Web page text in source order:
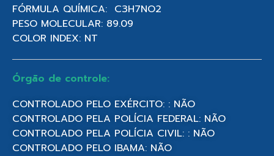
FÓRMULA QUÍMICA: C3H7NO2
PESO MOLECULAR: 89.09
COLOR INDEX: NT
Órgão de controle:
CONTROLADO PELO EXÉRCITO: : NÃO
CONTROLADO PELA POLÍCIA FEDERAL: NÃO
CONTROLADO PELA POLÍCIA CIVIL: : NÃO
CONTROLADO PELO IBAMA: NÃO